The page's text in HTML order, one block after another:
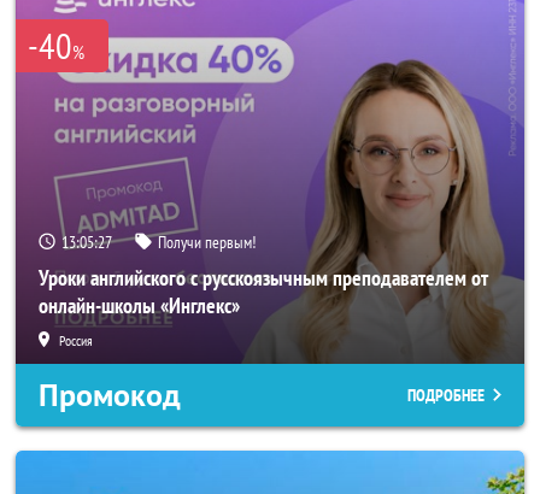
-40%
13:05:25 Получи первым!
Уроки английского с русскоязычным преподавателем от
онлайн-школы «Инглекс»
Россия
Промокод ПОДРОБНЕЕ